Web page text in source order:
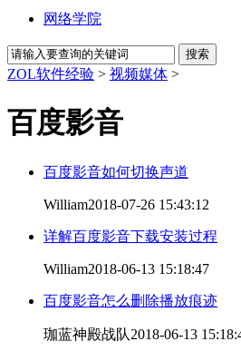
网络学院
ZOL软件经验 > 视频媒体 >
百度影音
百度影音如何切换声道
William2018-07-26 15:43:12
详解百度影音下载安装过程
William2018-06-13 15:18:47
百度影音怎么删除播放痕迹
珈蓝神殿战队2018-06-13